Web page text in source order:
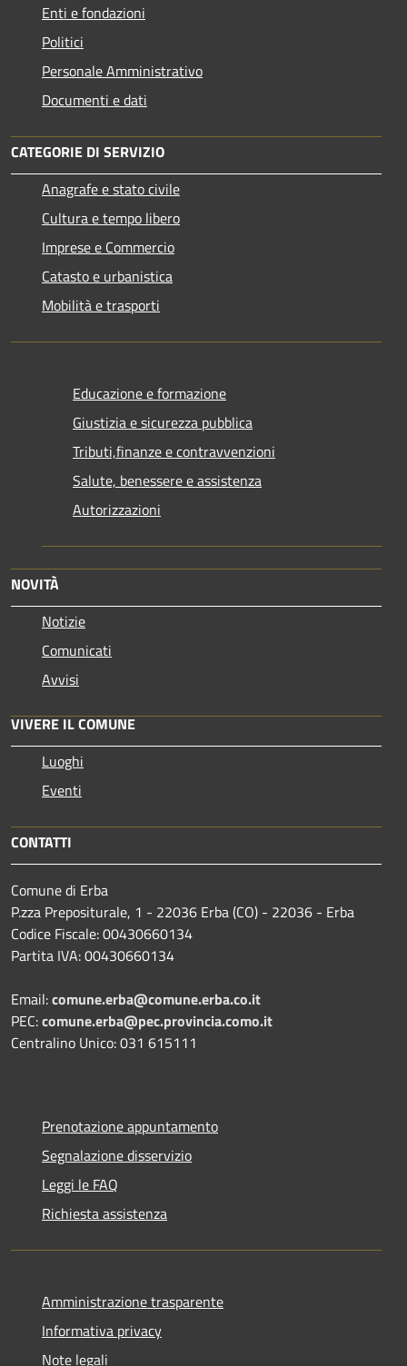
Enti e fondazioni
Politici
Personale Amministrativo
Documenti e dati
CATEGORIE DI SERVIZIO
Anagrafe e stato civile
Cultura e tempo libero
Imprese e Commercio
Catasto e urbanistica
Mobilità e trasporti
Educazione e formazione
Giustizia e sicurezza pubblica
Tributi,finanze e contravvenzioni
Salute, benessere e assistenza
Autorizzazioni
NOVITÀ
Notizie
Comunicati
Avvisi
VIVERE IL COMUNE
Luoghi
Eventi
CONTATTI
Comune di Erba
P.zza Prepositurale, 1 - 22036 Erba (CO) - 22036 - Erba
Codice Fiscale: 00430660134
Partita IVA: 00430660134
Email:comune.erba@comune.erba.co.it
PEC:comune.erba@pec.provincia.como.it
Centralino Unico: 031 615111
Prenotazione appuntamento
Segnalazione disservizio
Leggi le FAQ
Richiesta assistenza
Amministrazione trasparente
Informativa privacy
Note legali